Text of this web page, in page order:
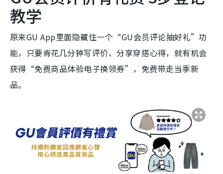
教学
原来GU App里面隐藏住一个“GU会员评论抽好礼”功
能，只要肯花几分钟写评价、分享穿搭心得，就有机会
获得“免费商品体验电子换领券”，免费带走当季新
品。